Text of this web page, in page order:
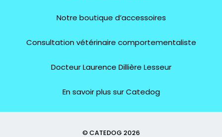
Notre boutique d’accessoires
Consultation vétérinaire comportementaliste
Docteur Laurence Dillière Lesseur
En savoir plus sur Catedog
© CATEDOG 2026